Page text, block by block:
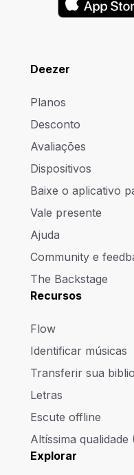
Deezer
Planos
Desconto
Avaliações
Dispositivos
Baixe o aplicativo
Vale presente
Ajuda
Community e
The Backstage
Recursos
Flow
Identificar músicas
Transferir sua
Letras
Escute offline
Altíssima qualidade
Explorar